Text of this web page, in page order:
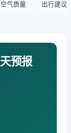
空气质量 出行建议
预报